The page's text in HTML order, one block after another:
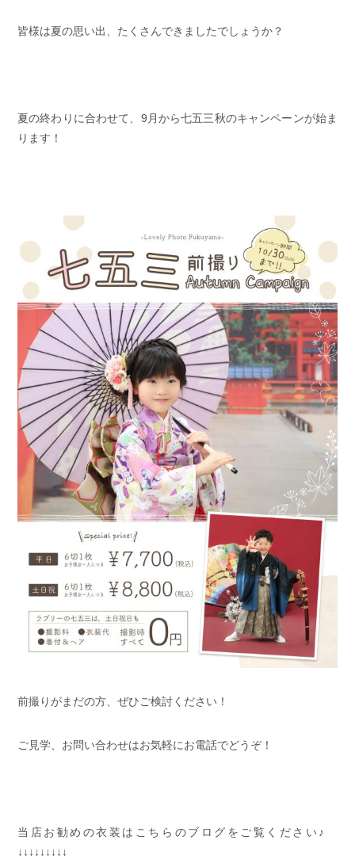
皆様は夏の思い出、たくさんできましたでしょうか？
夏の終わりに合わせて、9月から七五三秋のキャンペーンが始ま
ります！
前撮りがまだの方、ぜひご検討ください！
ご見学、お問い合わせはお気軽にお電話でどうぞ！
当店お勧めの衣装はこちらのブログをご覧ください♪
↓↓↓↓↓↓↓↓↓